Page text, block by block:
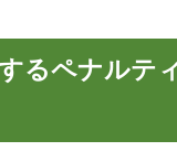
るペナルテ